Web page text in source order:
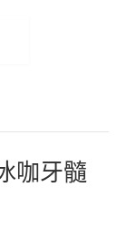
咖牙髓